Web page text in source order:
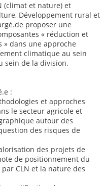
(climat et nature) et
Développement rural et
proposer une
« réduction et
» dans une approche
climatique au sein
sein de la division.
:
et approches
le secteur agricole et
autour des
des risques de
des projets de
de positionnement du
CLN et la nature des